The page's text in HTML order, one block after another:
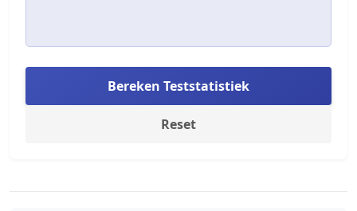
Bereken Teststatistiek
Reset